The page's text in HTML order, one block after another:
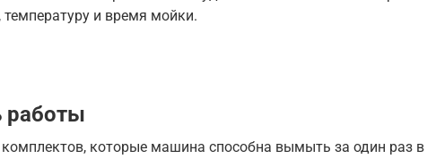
и время мойки.
работы
которые машина способна вымыть за один раз в